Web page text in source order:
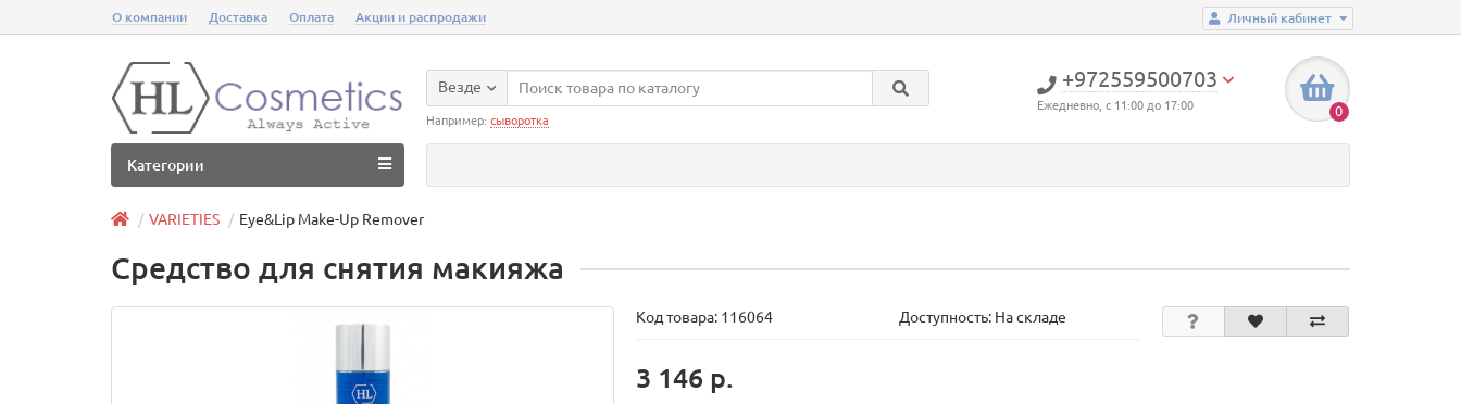
Личный кабинет
О компании Доставка Оплата Акции и распродажи
+972559500703
Ежедневно, с 11:00 до 17:00 0
Везде
Например: сыворотка
Категории
VARIETIES Eye&Lip Make-Up Remover
Средство для снятия макияжа
Код товара: 116064 Доступность: На складе
3 146 р.